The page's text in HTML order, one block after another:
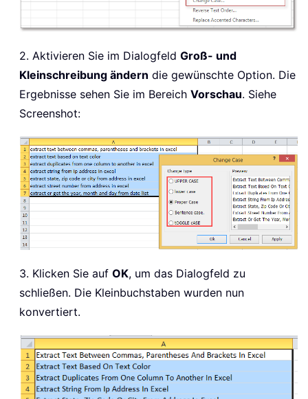
2. Aktivieren Sie im Dialogfeld Groß- und
Kleinschreibung ändern die gewünschte Option. Die
Ergebnisse sehen Sie im Bereich Vorschau. Siehe
Screenshot:
3. Klicken Sie auf OK, um das Dialogfeld zu
schließen. Die Kleinbuchstaben wurden nun
konvertiert.